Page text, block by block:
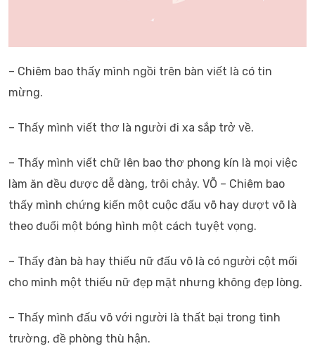
– Chiêm bao thấy mình ngồi trên bàn viết là có tin
mừng.
– Thấy mình viết thơ là người đi xa sắp trở về.
– Thấy mình viết chữ lên bao thơ phong kín là mọi việc
làm ăn đều được dễ dàng, trôi chảy. VÕ – Chiêm bao
thấy mình chứng kiến một cuộc đấu võ hay dượt võ là
theo đuổi một bóng hình một cách tuyệt vọng.
– Thấy đàn bà hay thiếu nữ đấu võ là có người cột mối
cho mình một thiếu nữ đẹp mặt nhưng không đẹp lòng.
– Thấy mình đấu võ với người là thất bại trong tình
trường, đề phòng thù hận.